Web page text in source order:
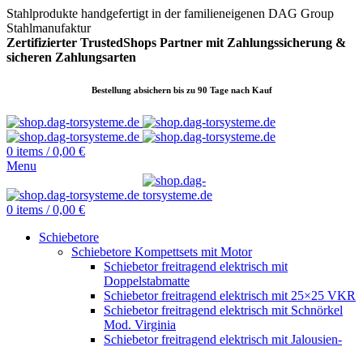
Stahlprodukte handgefertigt in der familieneigenen DAG Group
Stahlmanufaktur
Zertifizierter TrustedShops Partner mit Zahlungssicherung &
sicheren Zahlungsarten
Bestellung absichern bis zu 90 Tage nach Kauf
0 items / 0,00 €
Menu
0 items / 0,00 €
Schiebetore
Schiebetore Kompettsets mit Motor
Schiebetor freitragend elektrisch mit
Doppelstabmatte
Schiebetor freitragend elektrisch mit 25×25 VKR
Schiebetor freitragend elektrisch mit Schnörkel
Mod. Virginia
Schiebetor freitragend elektrisch mit Jalousien-